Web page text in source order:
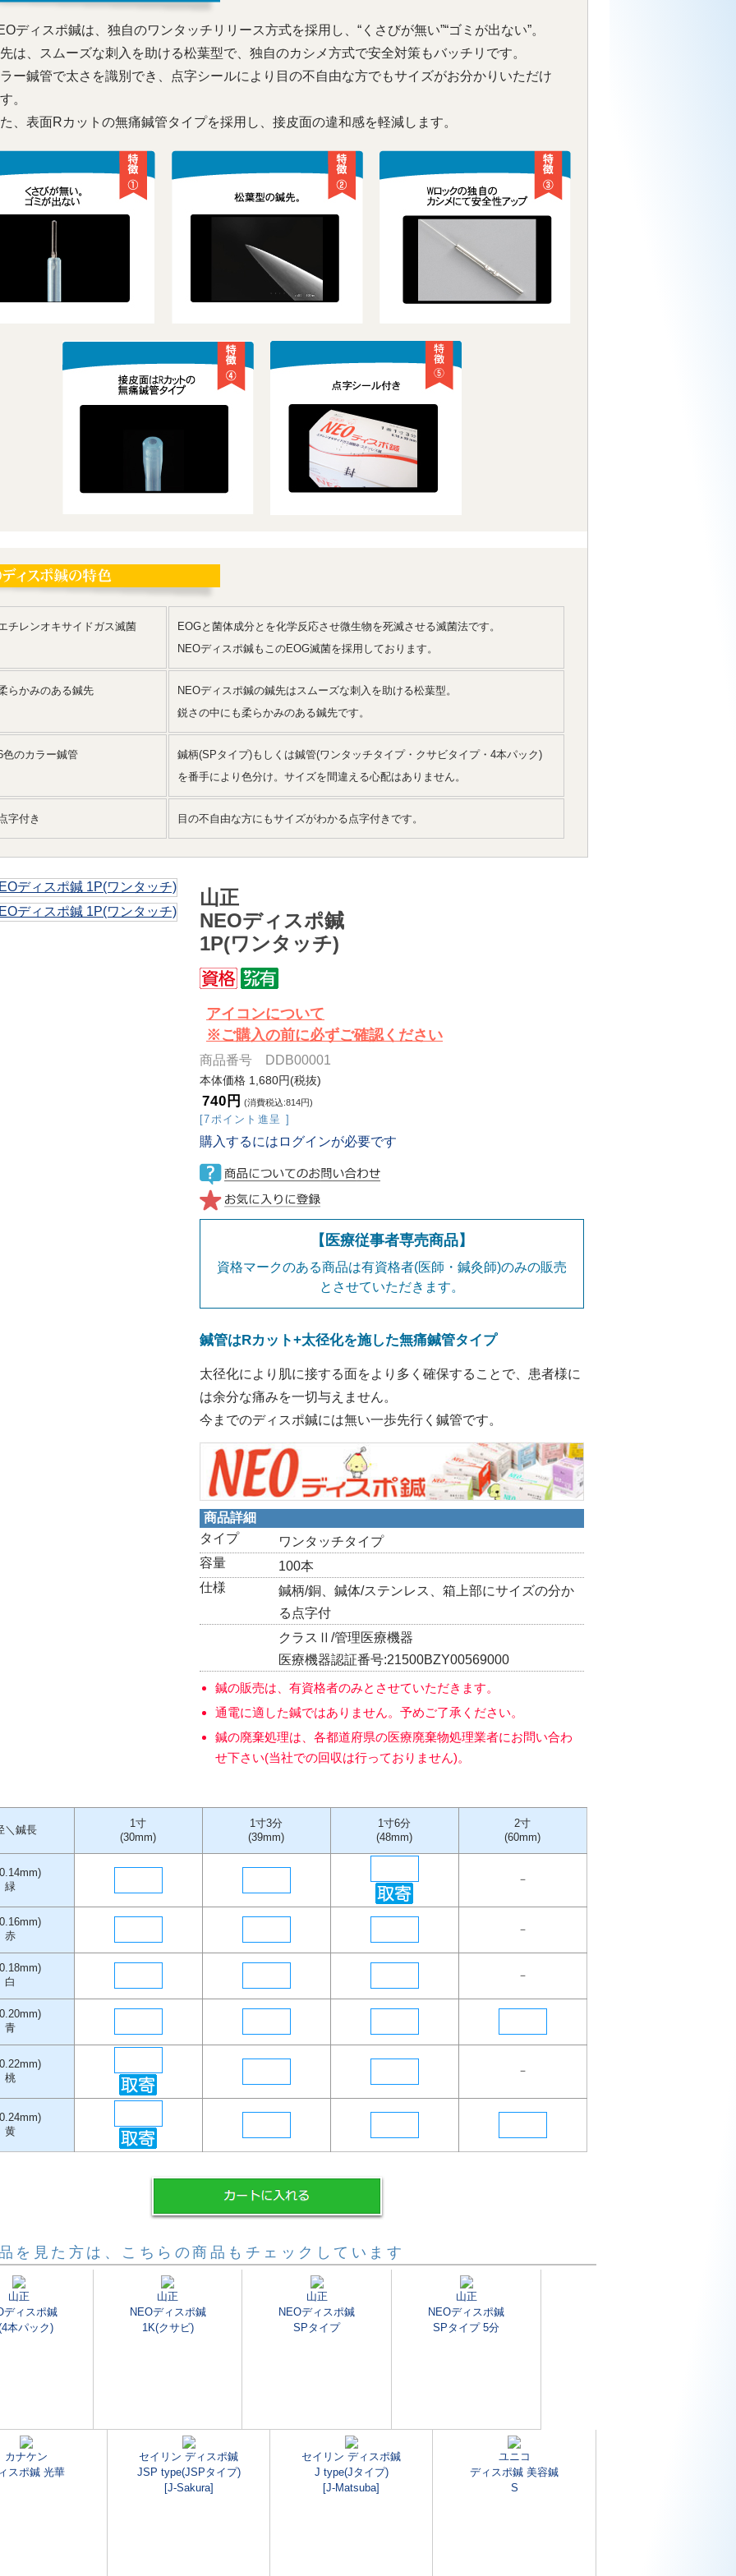
ディスポ鍼は、独自のワンタッチリリース方式を採用し、“くさびが無い”“ゴミが出ない”。
は、スムーズな刺入を助ける松葉型で、独自のカシメ方式で安全対策もバッチリです。
ー鍼管で太さを識別でき、点字シールにより目の不自由な方でもサイズがお分かりいただけ
。
、表面Rカットの無痛鍼管タイプを採用し、接皮面の違和感を軽減します。
チレンオキサイドガス滅菌
EOGと菌体成分とを化学反応させ微生物を死滅させる滅菌法です。
NEOディスポ鍼もこのEOG滅菌を採用しております。
らかみのある鍼先
NEOディスポ鍼の鍼先はスムーズな刺入を助ける松葉型。
鋭さの中にも柔らかみのある鍼先です。
色のカラー鍼管
鍼柄(SPタイプ)もしくは鍼管(ワンタッチタイプ・クサビタイプ・4本パック)
を番手により色分け。サイズを間違える心配はありません。
字付き 目の不自由な方にもサイズがわかる点字付きです。
山正
NEOディスポ鍼
1P(ワンタッチ)
アイコンについて
※ご購入の前に必ずご確認ください
商品番号 DDB00001
本体価格 1,680円(税抜)
740円 (消費税込:814円)
[7ポイント進呈 ]
購入するにはログインが必要です
【医療従事者専売商品】
資格マークのある商品は有資格者(医師・鍼灸師)のみの販売
とさせていただきます。
鍼管はRカット+太径化を施した無痛鍼管タイプ
太径化により肌に接する面をより多く確保することで、患者様に
は余分な痛みを一切与えません。
今までのディスポ鍼には無い一歩先行く鍼管です。
商品詳細
タイプ
ワンタッチタイプ
容量
100本
仕様
鍼柄/銅、鍼体/ステンレス、箱上部にサイズの分か
る点字付
クラスⅡ/管理医療機器
医療機器認証番号:21500BZY00569000
鍼の販売は、有資格者のみとさせていただきます。
通電に適した鍼ではありません。予めご了承ください。
鍼の廃棄処理は、各都道府県の医療廃棄物処理業者にお問い合わ
せ下さい(当社での回収は行っておりません)。
＼鍼長
1寸
(30mm)
1寸3分
(39mm)
1寸6分
(48mm)
2寸
(60mm)
緑
－
赤
－
白
－
青
桃
－
黄
を見た方は、こちらの商品もチェックしています
山正
ディスポ鍼
本パック)
山正
NEOディスポ鍼
1K(クサビ)
山正
NEOディスポ鍼
SPタイプ
山正
NEOディスポ鍼
SPタイプ 5分
カナケン
スポ鍼 光華
セイリン ディスポ鍼
JSP type(JSPタイプ)
[J-Sakura]
セイリン ディスポ鍼
J type(Jタイプ)
[J-Matsuba]
ユニコ
ディスポ鍼 美容鍼
S